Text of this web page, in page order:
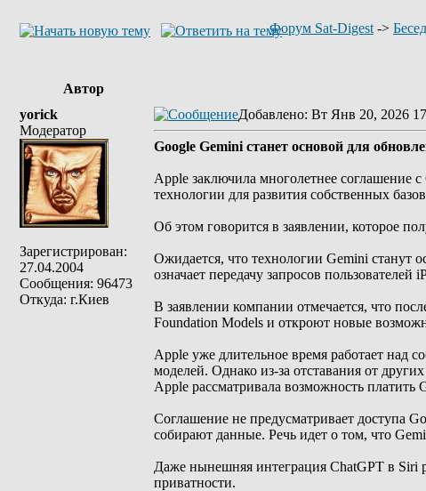
Форум Sat-Digest ->
Автор
yorick
Модератор
Зарегистрирован:
27.04.2004
Сообщения: 96473
Откуда: г.Киев
Добавлено: Вт Янв 20, 2026
Google Gemini станет основой для
Apple заключила многолетнее соглашение
технологии для развития собственных
Об этом говорится в заявлении, которое
Ожидается, что технологии Gemini станут
означает передачу запросов
В заявлении компании отмечается, что
Foundation Models и откроют новые
Apple уже длительное время работает над
моделей. Однако из-за отставания от
Apple рассматривала возможность платить
Соглашение не предусматривает доступа
собирают данные. Речь идет о том, что
Даже нынешняя интеграция ChatGPT в Siri
приватности.